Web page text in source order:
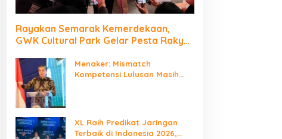
Rayakan Semarak Kemerdekaan,
GWK Cultural Park Gelar Pesta Rakyat
Menaker: Mismatch
Kompetensi Lulusan Masih
XL Raih Predikat Jaringan
Terbaik di Indonesia 2026,